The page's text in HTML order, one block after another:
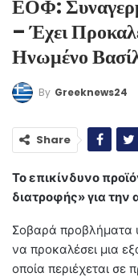
ΕΟΦ:
– Έχει
Ηνωμένο
By Greeknews24
Share
Το επικίνδυνο
διατροφής» για
Σοβαρά προβλήματα
να προκαλέσει μια
οποία περιέχεται σε